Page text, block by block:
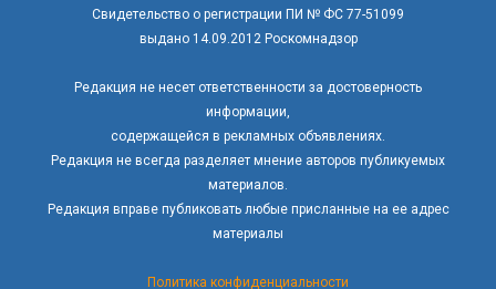
Свидетельство о регистрации ПИ № ФС 77-51099
выдано 14.09.2012 Роскомнадзор
Редакция не несет ответственности за достоверность
информации,
содержащейся в рекламных объявлениях.
Редакция не всегда разделяет мнение авторов публикуемых
материалов.
Редакция вправе публиковать любые присланные на ее адрес
материалы
Политика конфиденциальности